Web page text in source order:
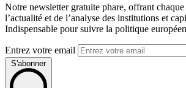
Notre newsletter gratuite phare, offrant chaque
l’actualité et de l’analyse des institutions et
Indispensable pour suivre la politique
Entrez votre email
S'abonner